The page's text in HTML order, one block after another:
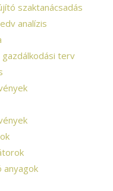
szaktanácsadás
analízis
gazdálkodási terv
anyagok